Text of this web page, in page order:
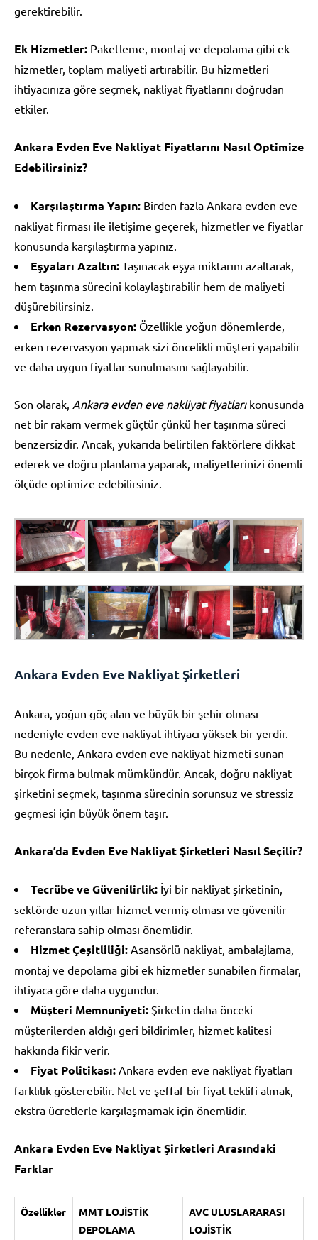
gerektirebilir.
Ek Hizmetler: Paketleme, montaj ve depolama gibi ek
hizmetler, toplam maliyeti artırabilir. Bu hizmetleri
ihtiyacınıza göre seçmek, nakliyat fiyatlarını doğrudan
etkiler.
Ankara Evden Eve Nakliyat Fiyatlarını Nasıl Optimize
Edebilirsiniz?
Karşılaştırma Yapın: Birden fazla Ankara evden eve
nakliyat firması ile iletişime geçerek, hizmetler ve fiyatlar
konusunda karşılaştırma yapınız.
Eşyaları Azaltın: Taşınacak eşya miktarını azaltarak,
hem taşınma sürecini kolaylaştırabilir hem de maliyeti
düşürebilirsiniz.
Erken Rezervasyon: Özellikle yoğun dönemlerde,
erken rezervasyon yapmak sizi öncelikli müşteri yapabilir
ve daha uygun fiyatlar sunulmasını sağlayabilir.
Son olarak, Ankara evden eve nakliyat fiyatlarıkonusunda
net bir rakam vermek güçtür çünkü her taşınma süreci
benzersizdir. Ancak, yukarıda belirtilen faktörlere dikkat
ederek ve doğru planlama yaparak, maliyetlerinizi önemli
ölçüde optimize edebilirsiniz.
Ankara Evden Eve Nakliyat Şirketleri
Ankara, yoğun göç alan ve büyük bir şehir olması
nedeniyle evden eve nakliyat ihtiyacı yüksek bir yerdir.
Bu nedenle, Ankara evden eve nakliyat hizmeti sunan
birçok firma bulmak mümkündür. Ancak, doğru nakliyat
şirketini seçmek, taşınma sürecinin sorunsuz ve stressiz
geçmesi için büyük önem taşır.
Ankara’da Evden Eve Nakliyat Şirketleri Nasıl Seçilir?
Tecrübe ve Güvenilirlik: İyi bir nakliyat şirketinin,
sektörde uzun yıllar hizmet vermiş olması ve güvenilir
referanslara sahip olması önemlidir.
Hizmet Çeşitliliği: Asansörlü nakliyat, ambalajlama,
montaj ve depolama gibi ek hizmetler sunabilen firmalar,
ihtiyaca göre daha uygundur.
Müşteri Memnuniyeti: Şirketin daha önceki
müşterilerden aldığı geri bildirimler, hizmet kalitesi
hakkında fikir verir.
Fiyat Politikası: Ankara evden eve nakliyat fiyatları
farklılık gösterebilir. Net ve şeffaf bir fiyat teklifi almak,
ekstra ücretlerle karşılaşmamak için önemlidir.
Ankara Evden Eve Nakliyat Şirketleri Arasındaki
Farklar
Özellikler
MMT LOJİSTİK
DEPOLAMA
AVC ULUSLARARASI
LOJİSTİK